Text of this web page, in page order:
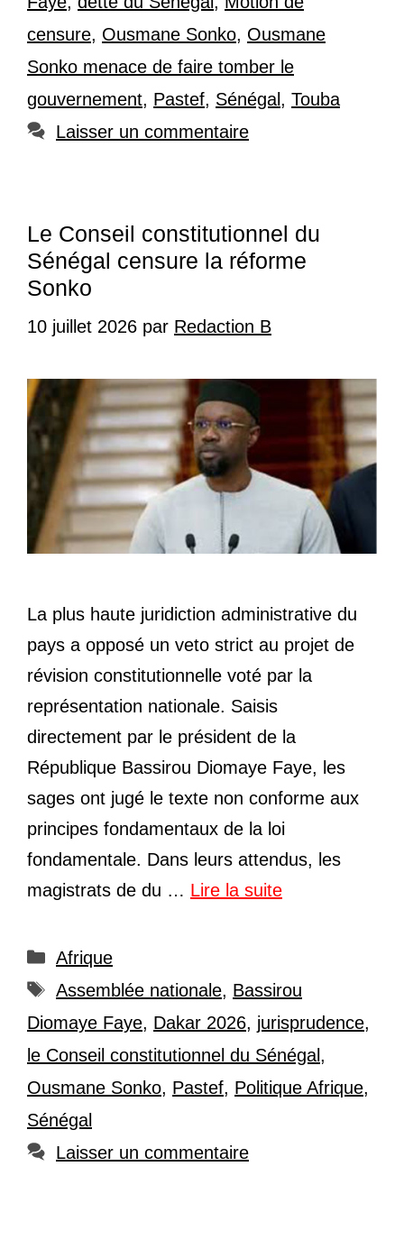
censure, Ousmane Sonko, Ousmane
Sonko menace de faire tomber le
gouvernement, Pastef, Sénégal, Touba
Laisser un commentaire
Le Conseil constitutionnel du
Sénégal censure la réforme
Sonko
10 juillet 2026 par Redaction B
La plus haute juridiction administrative du
pays a opposé un veto strict au projet de
révision constitutionnelle voté par la
représentation nationale. Saisis
directement par le président de la
République Bassirou Diomaye Faye, les
sages ont jugé le texte non conforme aux
principes fondamentaux de la loi
fondamentale. Dans leurs attendus, les
magistrats de du … Lire la suite
Catégories
Afrique
Étiquettes
Assemblée nationale, Bassirou
Diomaye Faye, Dakar 2026, jurisprudence,
le Conseil constitutionnel du Sénégal ,
Ousmane Sonko, Pastef, Politique Afrique,
Sénégal
Laisser un commentaire